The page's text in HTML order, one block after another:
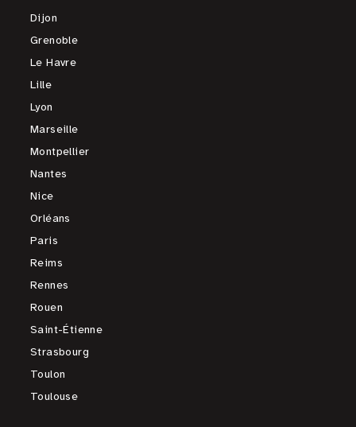
Dijon
Grenoble
Le Havre
Lille
Lyon
Marseille
Montpellier
Nantes
Nice
Orléans
Paris
Reims
Rennes
Rouen
Saint-Étienne
Strasbourg
Toulon
Toulouse